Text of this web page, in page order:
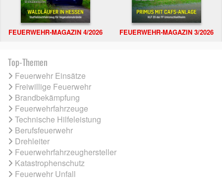
FEUERWEHR-MAGAZIN 4/2026 FEUERWEHR-MAGAZIN 3/2026
Top-Themen
Feuerwehr Einsätze
Freiwillige Feuerwehr
Brandbekämpfung
Feuerwehrfahrzeuge
Technische Hilfeleistung
Berufsfeuerwehr
Drehleiter
Feuerwehrfahrzeughersteller
Katastrophenschutz
Feuerwehr Unfall